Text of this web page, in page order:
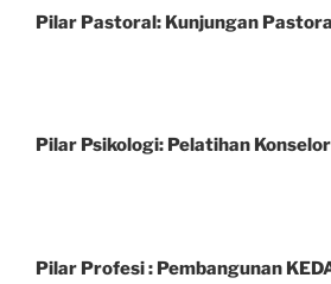
Pilar Pastoral: Kunjungan
Pilar Psikologi: Pelatihan
Pilar Profesi : Pembangunan